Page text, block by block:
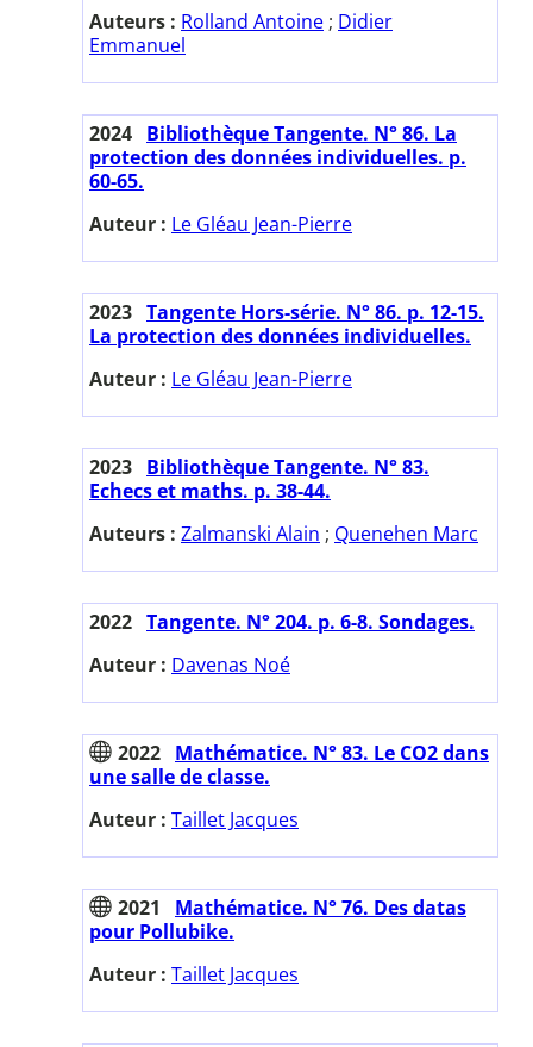
Auteurs : Rolland Antoine ; Didier
Emmanuel
2024 Bibliothèque Tangente. N° 86. La
protection des données individuelles. p.
60-65.
Auteur : Le Gléau Jean-Pierre
2023 Tangente Hors-série. N° 86. p. 12-15.
La protection des données individuelles.
Auteur : Le Gléau Jean-Pierre
2023 Bibliothèque Tangente. N° 83.
Echecs et maths. p. 38-44.
Auteurs : Zalmanski Alain ; Quenehen Marc
2022 Tangente. N° 204. p. 6-8. Sondages.
Auteur : Davenas Noé
2022 Mathématice. N° 83. Le CO2 dans
une salle de classe.
Auteur : Taillet Jacques
2021
Mathématice. N° 76. Des datas
pour Pollubike.
Auteur : Taillet Jacques